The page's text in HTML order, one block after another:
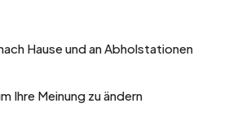
Hause und an Abholstationen
Ihre Meinung zu ändern